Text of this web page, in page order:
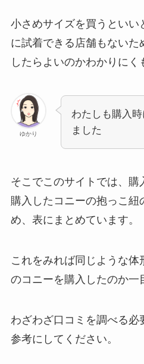
小さめサイズを買うといい
に試着できる店舗もないた
したらよいのかわかりにく
ゆかり
わたしも購入
ました
そこでこのサイトでは、購
購入したコニーの抱っこ紐
め、表にまとめています。
これをみれば同じような
のコニーを購入したのか一
わざわざ口コミを調べる必
参考にしてください。